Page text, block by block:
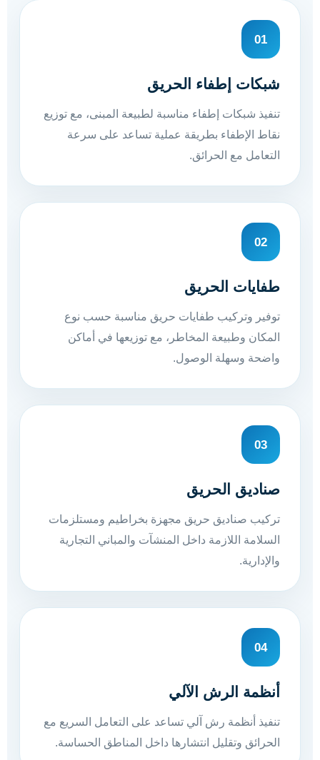
01
شبكات إطفاء الحريق
تنفيذ شبكات إطفاء مناسبة لطبيعة المبنى، مع توزيع
نقاط الإطفاء بطريقة عملية تساعد على سرعة
التعامل مع الحرائق.
02
طفايات الحريق
توفير وتركيب طفايات حريق مناسبة حسب نوع
المكان وطبيعة المخاطر، مع توزيعها في أماكن
واضحة وسهلة الوصول.
03
صناديق الحريق
تركيب صناديق حريق مجهزة بخراطيم ومستلزمات
السلامة اللازمة داخل المنشآت والمباني التجارية
والإدارية.
04
أنظمة الرش الآلي
تنفيذ أنظمة رش آلي تساعد على التعامل السريع مع
الحرائق وتقليل انتشارها داخل المناطق الحساسة.